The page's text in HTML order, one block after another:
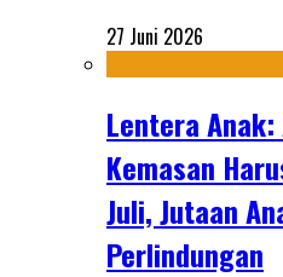
27 Juni 2026
Lentera
Kemasan
Juli, Jutaan
Perlindungan